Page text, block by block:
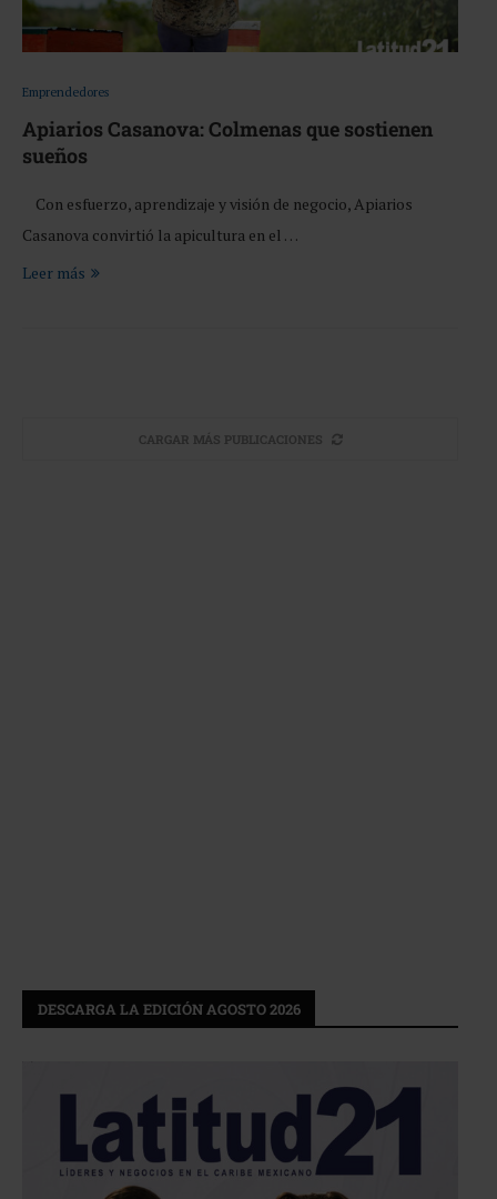
Emprendedores
Apiarios Casanova: Colmenas que sostienen
sueños
Con esfuerzo, aprendizaje y visión de negocio, Apiarios
Casanova convirtió la apicultura en el …
Leer más
CARGAR MÁS PUBLICACIONES
DESCARGA LA EDICIÓN AGOSTO 2026